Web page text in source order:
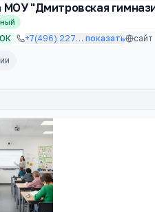
"Дмитровская
+7(496) 227… показать сайт